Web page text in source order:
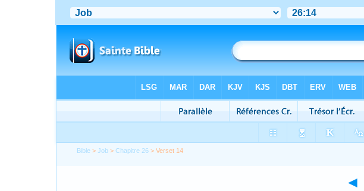
Bible >Job >Chapitre 26 > Verset 14
◄